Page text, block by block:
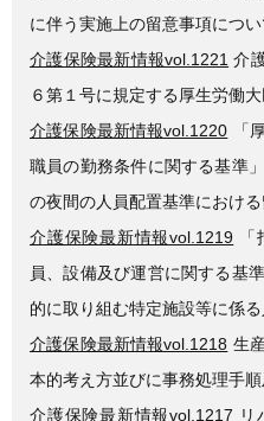
に伴う実施上の留意事項につ
介護保険最新情報vol.1221 介
６第１号に規定する厚生労働
介護保険最新情報vol.1220 「
職員の勤務条件に関する基準
の夜間の人員配置基準におけ
介護保険最新情報vol.1219 「
員、設備及び運営に関する基
的に取り組む特定施設等に係
介護保険最新情報vol.1218 生
本的考え方並びに事務処理手
介護保険最新情報vol.1217 リ